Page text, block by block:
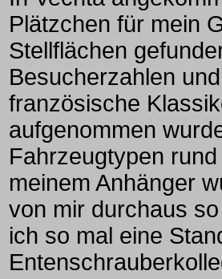
Plätzchen für mein
Stellflächen
Besucherzahlen
französische
aufgenommen
Fahrzeugtypen
meinem Anhänger
von mir durchaus
ich so mal eine